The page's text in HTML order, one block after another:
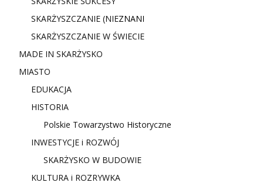
SKARŻYSZCZANIE (NIEZNANI
SKARŻYSZCZANIE W ŚWIECIE
MADE IN SKARŻYSKO
MIASTO
EDUKACJA
HISTORIA
Polskie Towarzystwo Historyczne
INWESTYCJE i ROZWÓJ
SKARŻYSKO W BUDOWIE
KULTURA i ROZRYWKA